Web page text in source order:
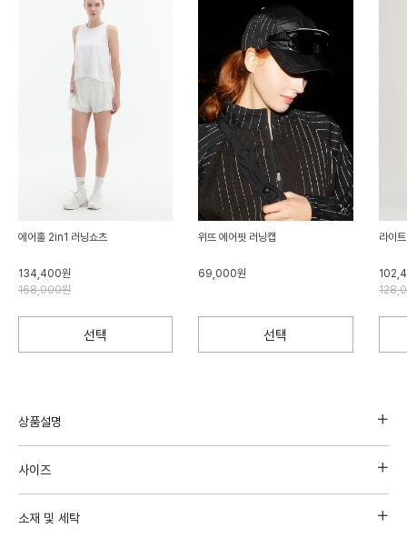
에어홀 2in1 러닝쇼츠
134,400원
168,000원
선택
위뜨 에어핏 러닝캡
69,000원
선택
라이
상품설명
사이즈
소재 및 세탁